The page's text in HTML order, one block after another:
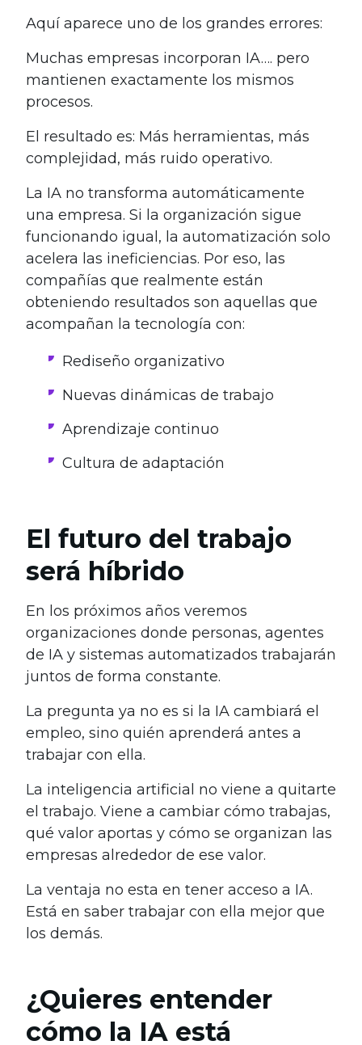
Aquí aparece uno de los grandes errores:
Muchas empresas incorporan IA…. pero
mantienen exactamente los mismos
procesos.
El resultado es: Más herramientas, más
complejidad, más ruido operativo.
La IA no transforma automáticamente
una empresa. Si la organización sigue
funcionando igual, la automatización solo
acelera las ineficiencias. Por eso, las
compañías que realmente están
obteniendo resultados son aquellas que
acompañan la tecnología con:
Rediseño organizativo
Nuevas dinámicas de trabajo
Aprendizaje continuo
Cultura de adaptación
El futuro del trabajo
será híbrido
En los próximos años veremos
organizaciones donde personas, agentes
de IA y sistemas automatizados trabajarán
juntos de forma constante.
La pregunta ya no es si la IA cambiará el
empleo, sino quién aprenderá antes a
trabajar con ella.
La inteligencia artificial no viene a quitarte
el trabajo. Viene a cambiar cómo trabajas,
qué valor aportas y cómo se organizan las
empresas alrededor de ese valor.
La ventaja no esta en tener acceso a IA.
Está en saber trabajar con ella mejor que
los demás.
¿Quieres entender
cómo la IA está